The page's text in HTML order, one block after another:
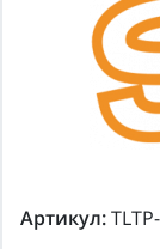
Артикул: